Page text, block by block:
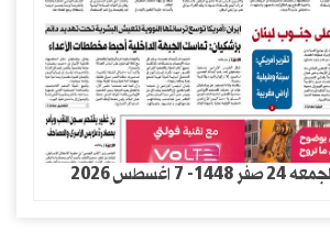
اغسطس 2026